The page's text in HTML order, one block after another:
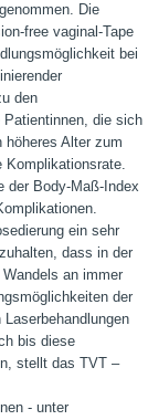
Die
free vaginal-Tape
bei
den
Patientinnen, die sich
Alter zum
Komplikationsrate.
der Body-Maß-Index
ein sehr
dass in der
an immer
der
bis diese
stellt das TVT –
- unter